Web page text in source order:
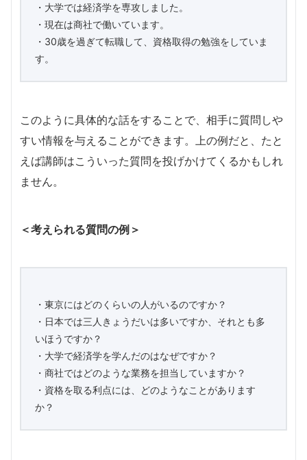
・大学では経済学を専攻しました。
・現在は商社で働いています。
・30歳を過ぎて転職して、資格取得の勉強をしていま
す。
このように具体的な話をすることで、相手に質問しや
すい情報を与えることができます。上の例だと、たと
えば講師はこういった質問を投げかけてくるかもしれ
ません。
＜考えられる質問の例＞
・東京にはどのくらいの人がいるのですか？
・日本では三人きょうだいは多いですか、それとも多
いほうですか？
・大学で経済学を学んだのはなぜですか？
・商社ではどのような業務を担当していますか？
・資格を取る利点には、どのようなことがあります
か？